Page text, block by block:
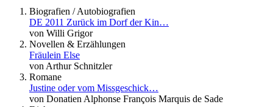
Biografien / Autobiografien
DE 2011 Zurück im Dorf der Kin…
von Willi Grigor
Novellen & Erzählungen
Fräulein Else
von Arthur Schnitzler
Romane
Justine oder vom Missgeschick…
von Donatien Alphonse François Marquis de Sade